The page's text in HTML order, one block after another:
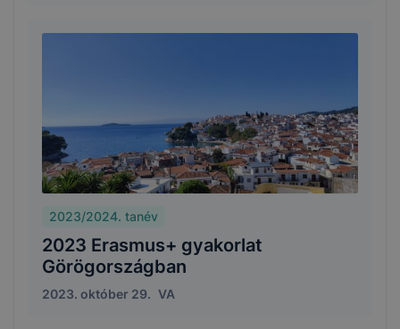
2023/2024. tanév
2023 Erasmus+ gyakorlat
Görögországban
2023. október 29. VA